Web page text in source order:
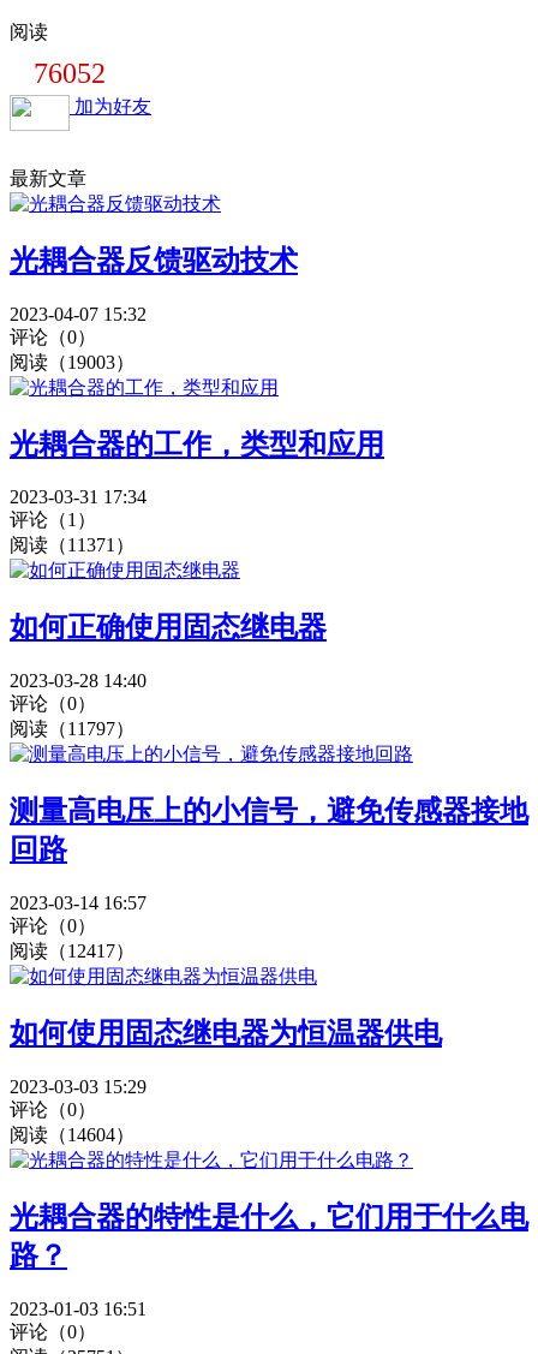
阅读
76052
加为好友
最新文章
光耦合器反馈驱动技术
2023-04-07 15:32
评论（0）
阅读（19003）
光耦合器的工作，类型和应用
2023-03-31 17:34
评论（1）
阅读（11371）
如何正确使用固态继电器
2023-03-28 14:40
评论（0）
阅读（11797）
测量高电压上的小信号，避免传感器接地
回路
2023-03-14 16:57
评论（0）
阅读（12417）
如何使用固态继电器为恒温器供电
2023-03-03 15:29
评论（0）
阅读（14604）
光耦合器的特性是什么，它们用于什么电
路？
2023-01-03 16:51
评论（0）